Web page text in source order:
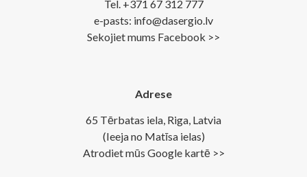
Tel. +371 67 312 777
e-pasts: info@dasergio.lv
Sekojiet mums Facebook >>
Adrese
65 Tērbatas iela, Riga, Latvia
(Ieeja no Matīsa ielas)
Atrodiet mūs Google kartē >>